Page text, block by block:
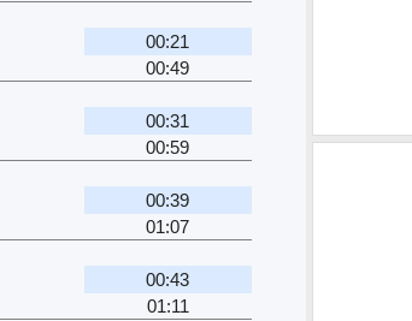
00:21
00:49
00:31
00:59
00:39
01:07
00:43
01:11